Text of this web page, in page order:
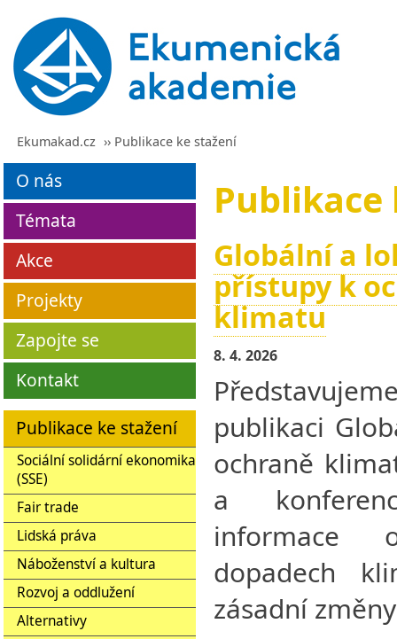
Ekumakad.cz ›› Publikace ke stažení
O nás
Témata
Akce
Projekty
Zapojte se
Kontakt
Publikace ke stažení
Sociální solidární ekonomika
(SSE)
Fair trade
Lidská práva
Náboženství a kultura
Rozvoj a oddlužení
Alternativy
Publikace
Globální a
přístupy k
klimatu
8. 4. 2026
publikaci
ochraně
a
informace
dopadech
zásadní